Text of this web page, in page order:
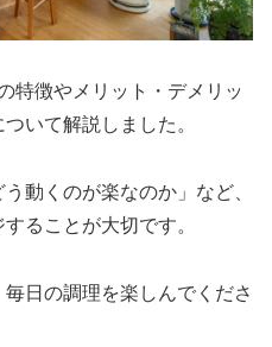
特徴やメリット・デメリッ
いて解説しました。
動くのが楽なのか」など、
ることが大切です。
日の調理を楽しんでくださ